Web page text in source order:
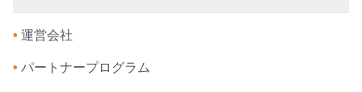
• 運営会社
• パートナープログラム